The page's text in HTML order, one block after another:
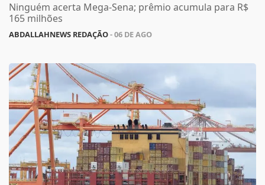
Ninguém acerta Mega-Sena; prêmio acumula para R$
165 milhões
ABDALLAHNEWS REDAÇÃO- 06 DE AGO